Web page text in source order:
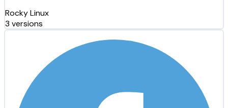
Rocky Linux
3 versions